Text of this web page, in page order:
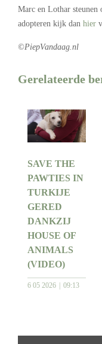
Marc en Lothar steunen
adopteren kijk dan hier
©PiepVandaag.nl
Gerelateerde
SAVE THE
PAWTIES IN
TURKIJE
GERED
DANKZIJ
HOUSE OF
ANIMALS
(VIDEO)
6 05 2026 09:13